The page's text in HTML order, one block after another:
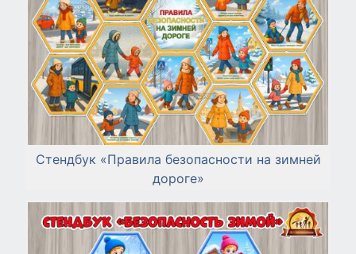
Стендбук «Правила безопасности на зимней
дороге»